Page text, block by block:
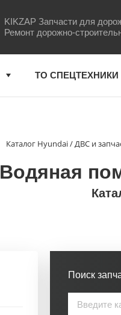
KIKZAP Запчасти для
Ремонт дорожно-
ТО СПЕЦТЕХНИКИ
Каталог Hyundai / ДВС и
Водяная
Поиск